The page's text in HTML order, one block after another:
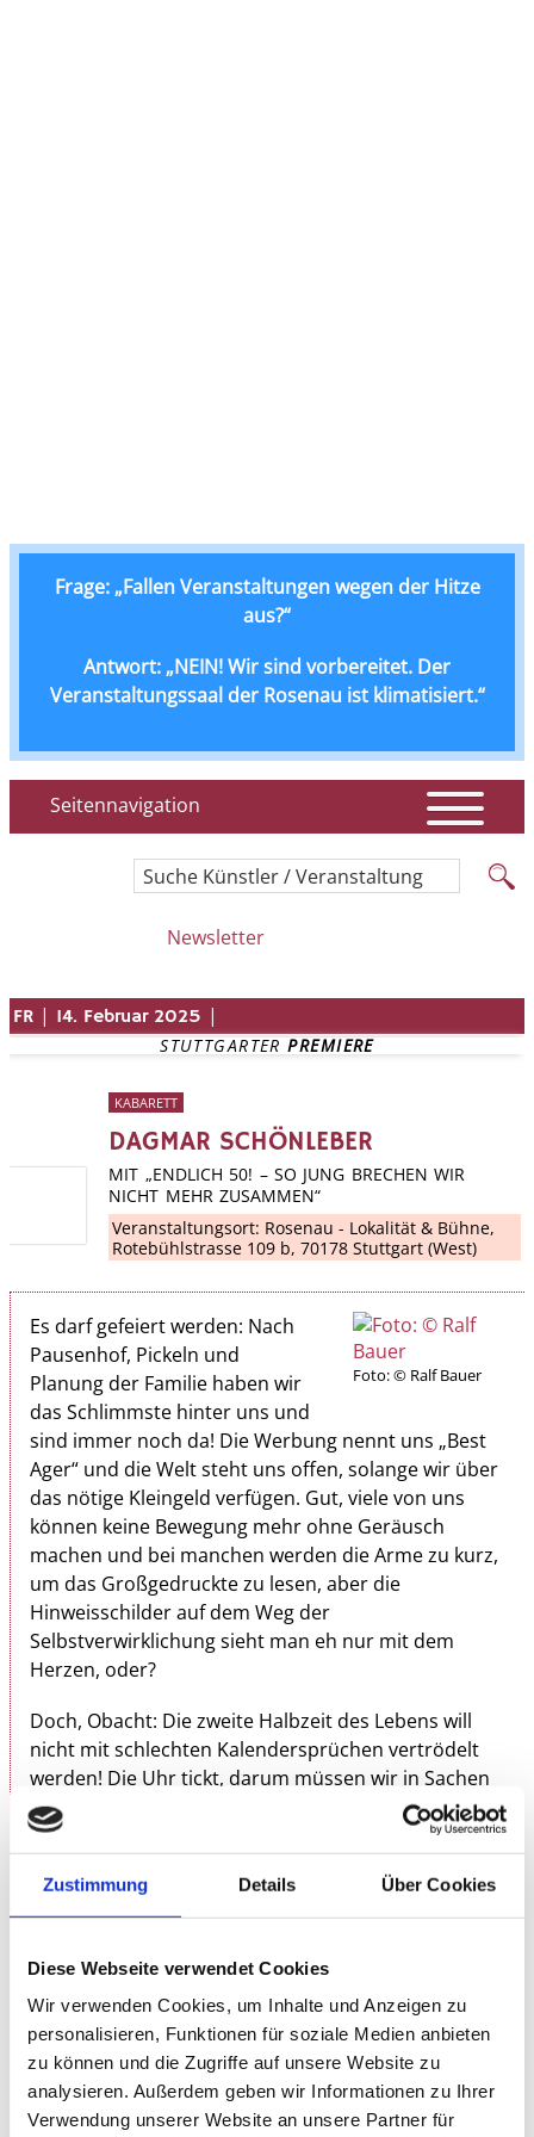
Zustimmung Details Über Cookies
Diese Webseite verwendet Cookies
Wir verwenden Cookies, um Inhalte und Anzeigen zu
personalisieren, Funktionen für soziale Medien anbieten
zu können und die Zugriffe auf unsere Website zu
analysieren. Außerdem geben wir Informationen zu Ihrer
Verwendung unserer Website an unsere Partner für
Frage: „Fallen Veranstaltungen wegen der Hitze
aus?“
Antwort: „NEIN! Wir sind vorbereitet. Der
Veranstaltungssaal der Rosenau ist klimatisiert.“
Seitennavigation
Suche Künstler / Veranstaltung
Newsletter
FR | 14. Februar 2025 |
STUTTGARTER PREMIERE
KABARETT
DAGMAR SCHÖNLEBER
MIT „ENDLICH 50! – SO JUNG BRECHEN WIR
NICHT MEHR ZUSAMMEN“
Veranstaltungsort: Rosenau - Lokalität & Bühne,
Rotebühlstrasse 109 b, 70178 Stuttgart (West)
Foto: © Ralf Bauer
Es darf gefeiert werden: Nach
Pausenhof, Pickeln und
Planung der Familie haben wir
das Schlimmste hinter uns und
sind immer noch da! Die Werbung nennt uns „Best
Ager“ und die Welt steht uns offen, solange wir über
das nötige Kleingeld verfügen. Gut, viele von uns
können keine Bewegung mehr ohne Geräusch
machen und bei manchen werden die Arme zu kurz,
um das Großgedruckte zu lesen, aber die
Hinweisschilder auf dem Weg der
Selbstverwirklichung sieht man eh nur mit dem
Herzen, oder?
Doch, Obacht: Die zweite Halbzeit des Lebens will
nicht mit schlechten Kalendersprüchen vertrödelt
werden! Die Uhr tickt, darum müssen wir in Sachen
Selbstverwirklichung schnell entscheiden:
Masterstudium, Mount Everestbesteigung oder Me-
Weinprobe?
offensichtlichen Verfalls? Dagmar Schönleber weiß:
Zum Glück haben wir in der 2. Pubertät mehr
Lebenserfahrung, Bauchgefühl und Gelassenheit.
Wir vertragen nur noch halb so viel Getränke wie
früher, dafür tragen wir alles mit Würde – außer
orthopädische Schuhe in beige!